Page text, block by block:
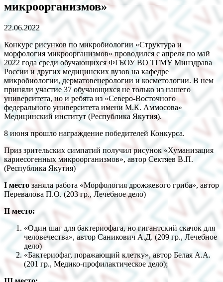
микроорганизмов»
22.06.2022
Конкурс рисунков по микробиологии «Структура и
морфология микроорганизмов» проводился с апреля по май
2022 года среди обучающихся ФГБОУ ВО ТГМУ Минздрава
России и других медицинских вузов на кафедре
микробиологии, дерматовенерологии и косметологии. В нем
приняли участие 37 обучающихся не только из нашего
университета, но и ребята из «Северо-Восточного
федерального университета имени М.К. Аммосова»
Медицинский институт (Республика Якутия).
8 июня прошло награждение победителей Конкурса.
Приз зрительских симпатий получил рисунок «Хуманизация
кариесогенных микроорганизмов», автор Сектяев В.П.
(Республика Якутия)
I место заняла работа «Морфология дрожжевого гриба», автор
Перевалова П.О. (203 гр., Лечебное дело)
II место:
«Один шаг для бактериофага, но гигантский скачок для
человечества», автор Саникович А.Д. (209 гр., Лечебное
дело)
«Бактериофаг, поражающий клетку», автор Белая А.А.
(201 гр., Медико-профилактическое дело);